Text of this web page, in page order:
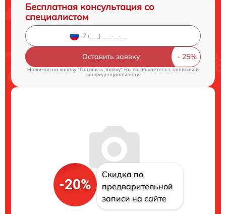
Бесплатная консультация со
специалистом
Оставить заявку
Нажимая на кнопку "Оставить заявку" Вы соглашаетесь cполитикой
конфиденциальности
-20%
Скидка по
предварительной
записи на сайте